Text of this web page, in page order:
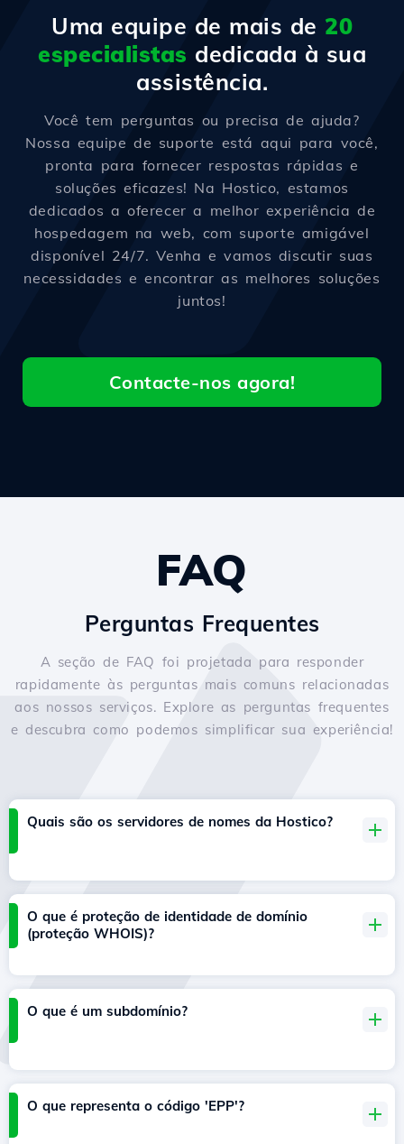
Uma equipe de mais de 20
especialistas dedicada à sua
assistência.
Você tem perguntas ou precisa de ajuda?
Nossa equipe de suporte está aqui para você,
pronta para fornecer respostas rápidas e
soluções eficazes! Na Hostico, estamos
dedicados a oferecer a melhor experiência de
hospedagem na web, com suporte amigável
disponível 24/7. Venha e vamos discutir suas
necessidades e encontrar as melhores soluções
juntos!
Contacte-nos agora!
FAQ
Perguntas Frequentes
A seção de FAQ foi projetada para responder
rapidamente às perguntas mais comuns relacionadas
aos nossos serviços. Explore as perguntas frequentes
e descubra como podemos simplificar sua experiência!
Quais são os servidores de nomes da Hostico?
O que é proteção de identidade de domínio
(proteção WHOIS)?
O que é um subdomínio?
O que representa o código 'EPP'?